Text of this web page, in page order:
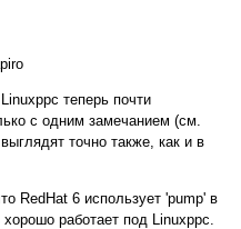
теперь почти
с одним замечанием (см.
точно также, как и в
RedHat 6 использует 'pump' в
работает под Linuxppc.